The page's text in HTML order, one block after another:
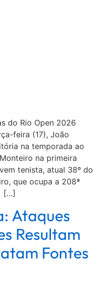
do Rio Open 2026
feira (17), João
na temporada ao
na primeira
tenista, atual 38º do
que ocupa a 208ª
[…]
Ataques
Resultam
Fontes